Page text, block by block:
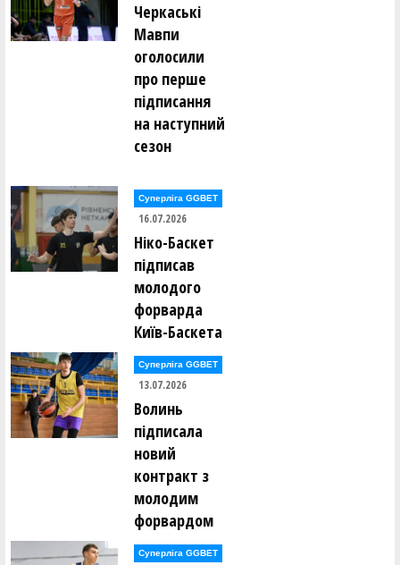
Черкаські
Мавпи
оголосили
про перше
підписання
на наступний
сезон
Суперліга GGBET
16.07.2026
Ніко-Баскет
підписав
молодого
форварда
Київ-Баскета
Суперліга GGBET
13.07.2026
Волинь
підписала
новий
контракт з
молодим
форвардом
Суперліга GGBET